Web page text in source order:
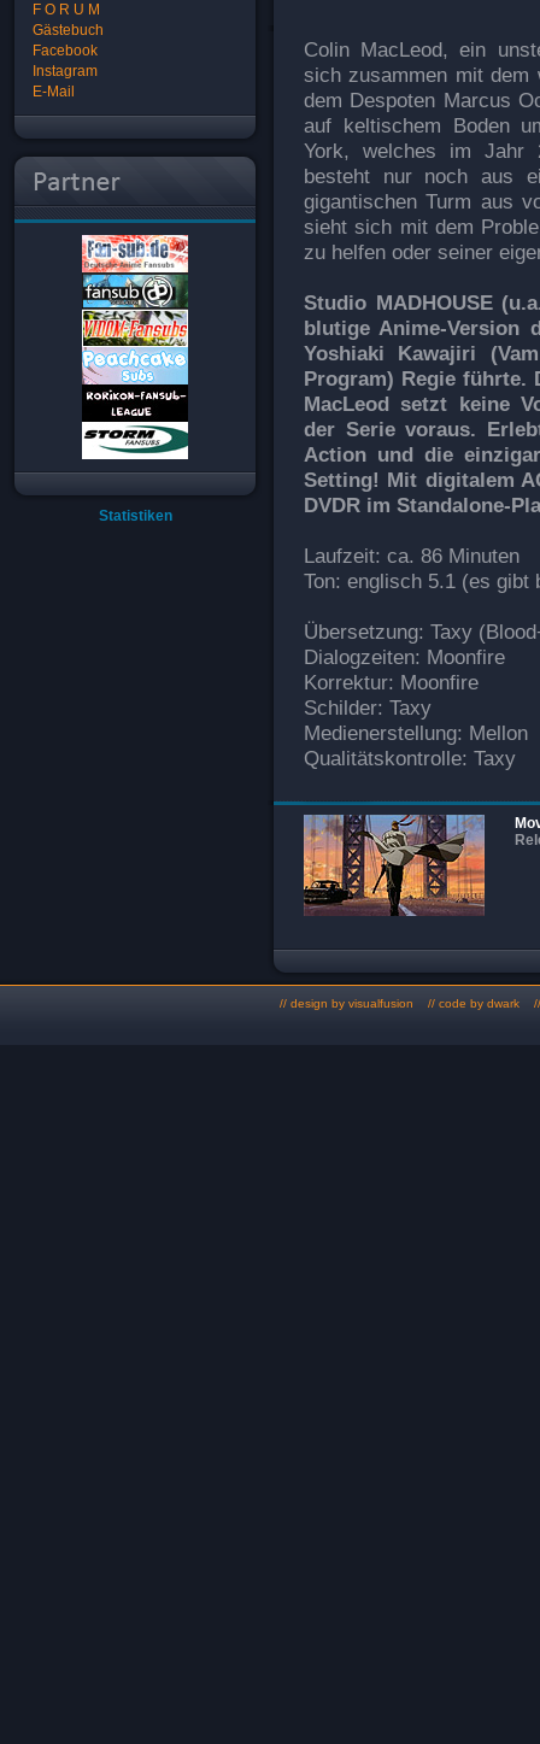
F O R U M
Gästebuch
Facebook
Instagram
E-Mail
Statistiken
Colin MacLeod, ein
sich zusammen mit dem
dem Despoten Marcus
auf keltischem Boden
York, welches im Jahr
besteht nur noch aus
gigantischen Turm aus
sieht sich mit dem
zu helfen oder seiner
Studio MADHOUSE
blutige Anime-Version
Yoshiaki Kawajiri
Program) Regie führte.
MacLeod setzt keine
der Serie voraus.
Action und die
Setting! Mit digitalem
DVDR im Standalone-
Laufzeit: ca. 86 Minuten
Ton: englisch 5.1 (es gibt
Übersetzung: Taxy
Dialogzeiten: Moonfire
Korrektur: Moonfire
Schilder: Taxy
Medienerstellung: Mellon
Qualitätskontrolle: Taxy
// design by visualfusion // code by dwark